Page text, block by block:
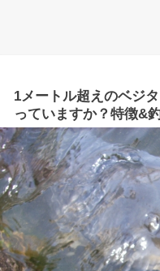
1メートル超えのベジ
っていますか？特徴&